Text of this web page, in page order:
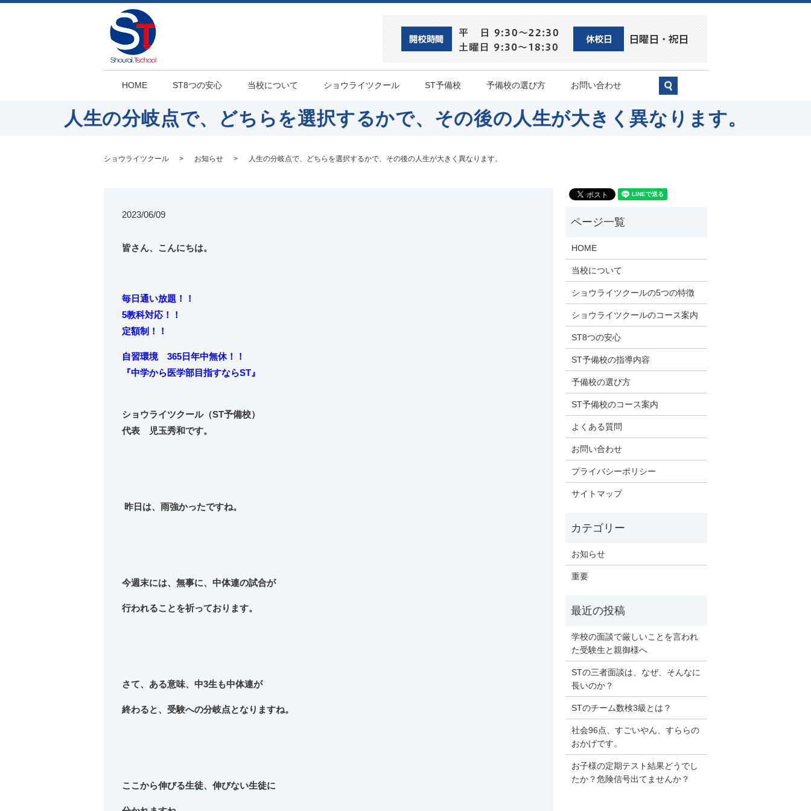
HOME ST8つの安心 当校について ショウライツクール ST予備校 予備校の選び方 お問い合わせ
search
人生の分岐点で、どちらを選択するかで、その後の人生が大きく異なります。
ショウライツクール お知らせ 人生の分岐点で、どちらを選択するかで、その後の人生が大きく異なります。
2023/06/09
皆さん、こんにちは。
毎日通い放題！！
5教科対応！！
定額制！！
自習環境 365日年中無休！！
『中学から医学部目指すならST』
ショウライツクール（ST予備校）
代表 児玉秀和です。
昨日は、雨強かったですね。
今週末には、無事に、中体連の試合が
行われることを祈っております。
さて、ある意味、中3生も中体連が
終わると、受験への分岐点となりますね。
ここから伸びる生徒、伸びない生徒に
HOME
当校について
ショウライツクールの5つの特徴
ショウライツクールのコース案内
ST8つの安心
ST予備校の指導内容
予備校の選び方
ST予備校のコース案内
よくある質問
お問い合わせ
プライバシーポリシー
サイトマップ
お知らせ
重要
学校の面談で厳しいことを言われ
た受験生と親御様へ
STの三者面談は、なぜ、そんなに
長いのか？
STのチーム数検3級とは？
社会96点、すごいやん、すららの
おかげです。
お子様の定期テスト結果どうでし
たか？危険信号出てませんか？